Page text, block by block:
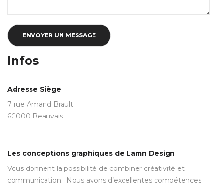
Infos
Adresse Siège
7 rue Amand Brault
60000 Beauvais
Les conceptions graphiques de Lamn Design
Vous donnent la possibilité de combiner créativité et
communication. Nous avons d’excellentes compétences